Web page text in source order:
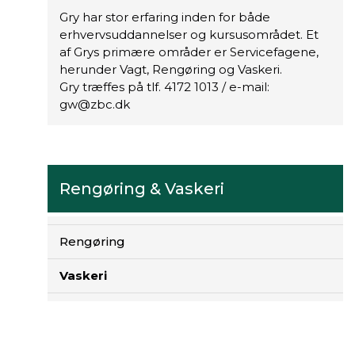
Gry har stor erfaring inden for både
erhvervsuddannelser og kursusområdet. Et
af Grys primære områder er Servicefagene,
herunder Vagt, Rengøring og Vaskeri.
Gry træffes på tlf. 4172 1013 / e-mail:
gw@zbc.dk
a
s
t
o
r
e
Rengøring & Vaskeri
Rengøring
Vaskeri